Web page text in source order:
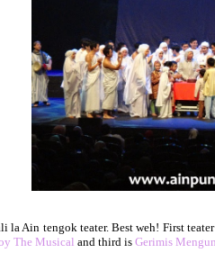
la Ain tengok teater. Best weh! First
The Musical and third is Gerimis